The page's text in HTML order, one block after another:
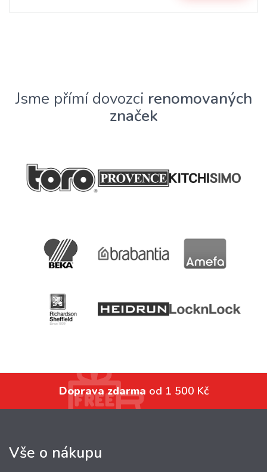
Jsme přímí dovozci renomovaných
značek
Doprava zdarma od 1 500 Kč
Vše o nákupu